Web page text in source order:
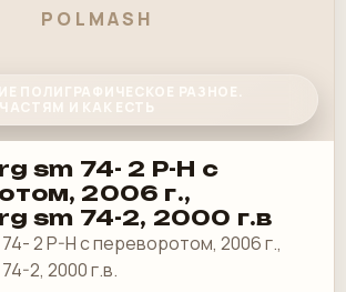
POLMASH
ПОЛИГРАФИЧЕСКОЕ РАЗНОЕ.
И КАК ЕСТЬ
sm 74- 2 P-H с
2006 г.,
sm 74-2, 2000 г.в
2 P-H с переворотом, 2006 г.,
2, 2000 г.в.